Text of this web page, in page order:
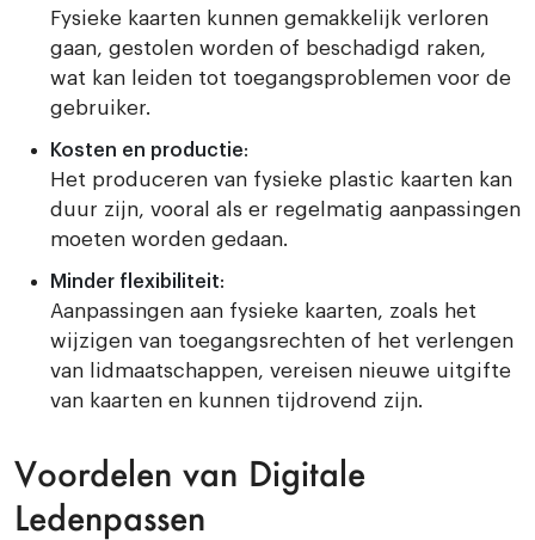
Fysieke kaarten kunnen gemakkelijk verloren
gaan, gestolen worden of beschadigd raken,
wat kan leiden tot toegangsproblemen voor de
gebruiker.
Kosten en productie:
Het produceren van fysieke plastic kaarten kan
duur zijn, vooral als er regelmatig aanpassingen
moeten worden gedaan.
Minder flexibiliteit:
Aanpassingen aan fysieke kaarten, zoals het
wijzigen van toegangsrechten of het verlengen
van lidmaatschappen, vereisen nieuwe uitgifte
van kaarten en kunnen tijdrovend zijn.
Voordelen van Digitale
Ledenpassen